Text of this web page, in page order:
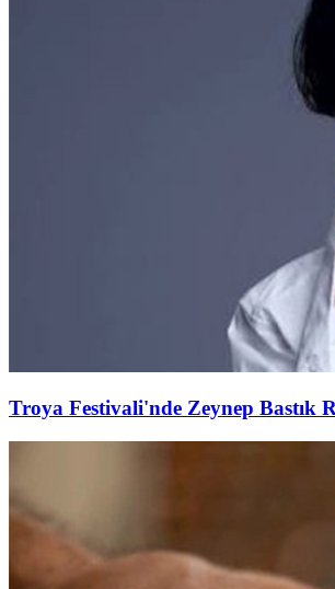
Troya Festivali'nde Zeynep Bastık